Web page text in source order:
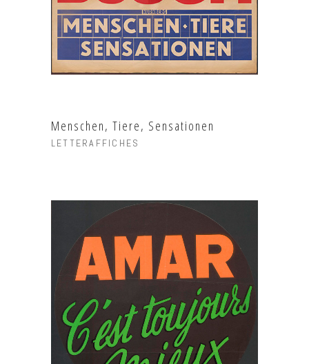
Menschen, Tiere, Sensationen
LETTERAFFICHES